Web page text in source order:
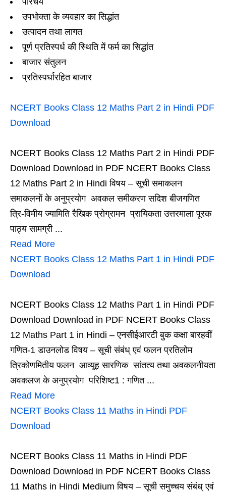
उपभोक्ता के व्यवहार का सिद्धांत
उत्पादन तथा लागत
पूर्ण प्रतिस्पर्ध की स्थिति में फर्म का सिद्धांत
बाजार संतुलन
प्रतिस्पर्धारहित बाजार
NCERT Books Class 12 Maths Part 2 in Hindi PDF
Download
NCERT Books Class 12 Maths Part 2 in Hindi PDF
Download Download in PDF NCERT Books Class
12 Maths Part 2 in Hindi विषय – सूची समाकलन
समाकलनों के अनुप्रयोग अवकल समीकरण सदिश बीजगणित
त्रि-विमीय ज्यामिति रैखिक प्रोग्रामन प्रायिकता उत्तरमाला पूरक
पाठ्य सामग्री ...
Read More
NCERT Books Class 12 Maths Part 1 in Hindi PDF
Download
NCERT Books Class 12 Maths Part 1 in Hindi PDF
Download Download in PDF NCERT Books Class
12 Maths Part 1 in Hindi – एनसीईआरटी बुक कक्षा बारहवीं
गणित-1 डाउनलोड विषय – सूची संबंध् एवं फलन प्रतिलोम
त्रिकोणमितीय फलन आव्यूह सारणिक सांतत्य तथा अवकलनीयता
अवकलज के अनुप्रयोग परिशिष्ट1 : गणित ...
Read More
NCERT Books Class 11 Maths in Hindi PDF
Download
NCERT Books Class 11 Maths in Hindi PDF
Download Download in PDF NCERT Books Class
11 Maths in Hindi Medium विषय – सूची समुच्चय संबंध् एवं